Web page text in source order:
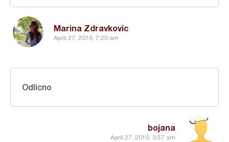
Marina Zdravkovic
April 27, 2016, 7:20 am
bojana
April 27, 2016, 3:57 am
Odlicno